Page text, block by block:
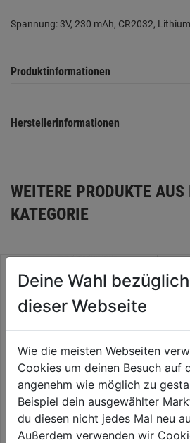
Spannung: 3V, 230 mAh, CR2032, Lithium
Produktinformationen
Herstellerinformationen
WEITERE PRODUKTE AUS
KATEGORIE
Deine Wahl
dieser Webseite
Wie die meisten Webseiten
Cookies um deinen Besuch auf
angenehm wie möglich zu
Beispiel dein ausgewählter
du diesen nicht jedes Mal neu
Außerdem verwenden wir